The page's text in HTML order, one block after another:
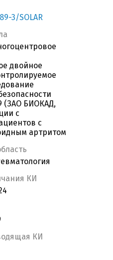
3/SOLAR
двойное
(ЗАО БИОКАД,
с
с
артритом
КИ
КИ